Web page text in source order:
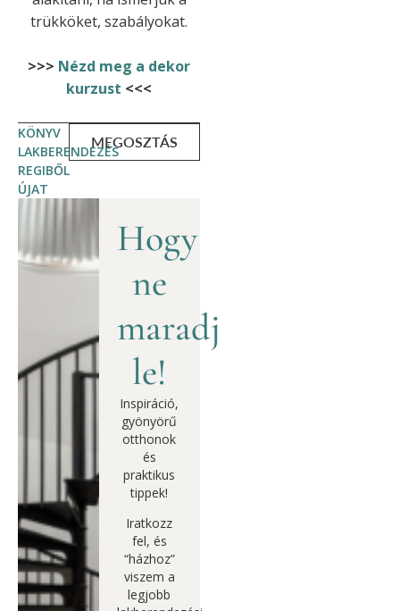
trükköket, szabályokat.
>>> Nézd meg a dekor
kurzust <<<
KÖNYV
LAKBERENDEZÉS
REGIBŐL
ÚJAT
MEGOSZTÁS
Hogy
ne
maradj
le!
Inspiráció,
gyönyörű
otthonok
és
praktikus
tippek!
Iratkozz
fel, és
“házhoz”
viszem a
legjobb